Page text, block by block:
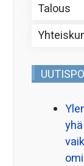
Talous